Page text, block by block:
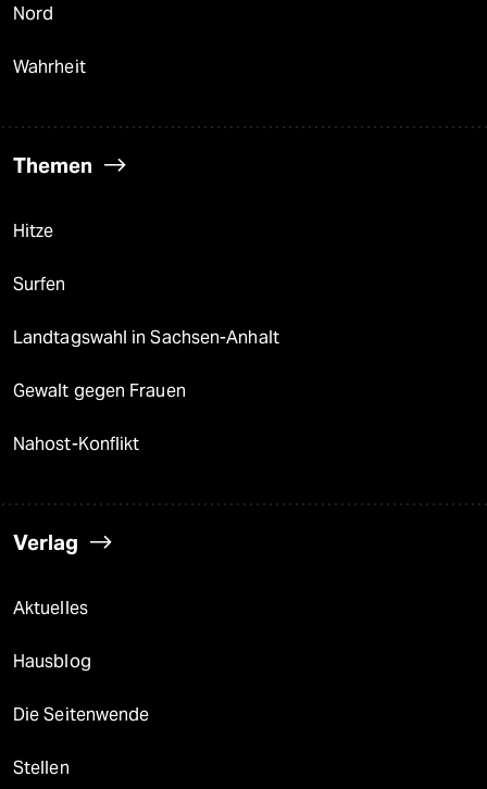
Nord
Wahrheit
Themen
Hitze
Surfen
Landtagswahl in Sachsen-Anhalt
Gewalt gegen Frauen
Nahost-Konflikt
Verlag
Aktuelles
Hausblog
Die Seitenwende
Stellen